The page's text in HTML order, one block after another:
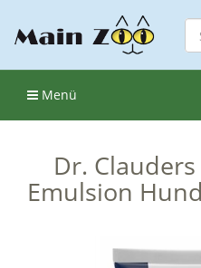
Menü
Dr.
Emulsion